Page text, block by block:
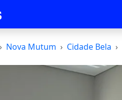
Nova Mutum Cidade Bela